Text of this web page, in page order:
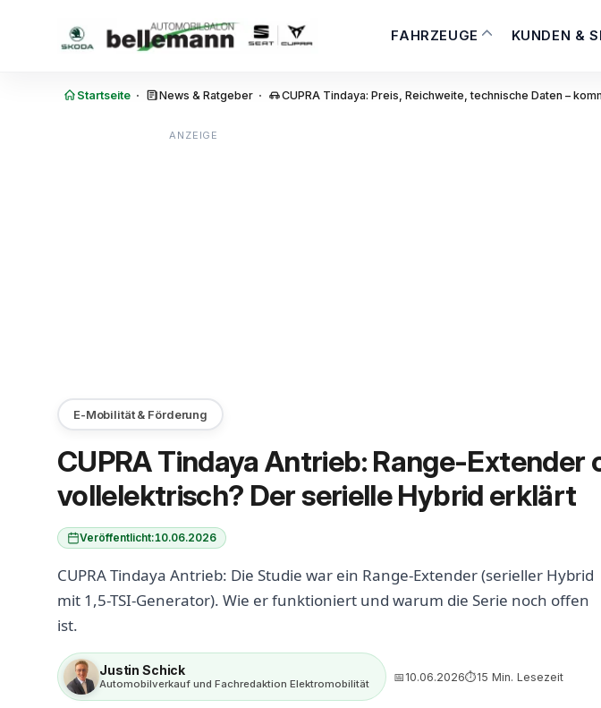
FAHRZEUGE KUNDEN &
Startseite · News & Ratgeber · CUPRA Tindaya: Preis, Reichweite, technische Daten –
E-Mobilität & Förderung
CUPRA Tindaya Antrieb: Range-Extender
vollelektrisch? Der serielle Hybrid erklärt
Veröffentlicht:10.06.2026
CUPRA Tindaya Antrieb: Die Studie war ein Range-Extender (serieller Hybrid
mit 1,5-TSI-Generator). Wie er funktioniert und warum die Serie noch offen
ist.
Justin Schick
Automobilverkauf und Fachredaktion Elektromobilität 📅 10.06.2026⏱15 Min. Lesezeit